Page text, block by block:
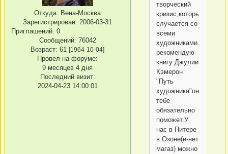
Откуда: Вена-Москва
Зарегистрирован: 2006-03-31
Приглашений: 0
Сообщений: 76042
Возраст: 61 [1964-10-04]
Провел на форуме:
9 месяцев 4 дня
Последний визит:
2024-04-23 14:00:01
творческий
кризис,который
случается со
всеми
художниками.Очень
рекомендую
книгу Джулии
Кэмерон
"Путь
художника"она
тебе
обязательно
поможет.У
нас в Питере
в Озоне(и-нет
магаз) можно